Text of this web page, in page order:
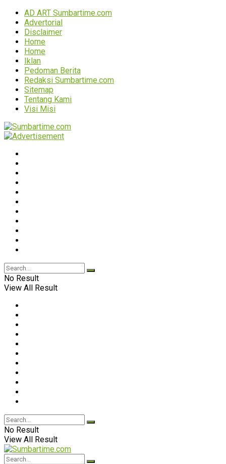
AD ART Sumbartime.com
Advertorial
Disclaimer
Home
Home
Iklan
Pedoman Berita
Redaksi Sumbartime.com
Sitemap
Tentang Kami
Visi Misi
No Result
View All Result
No Result
View All Result